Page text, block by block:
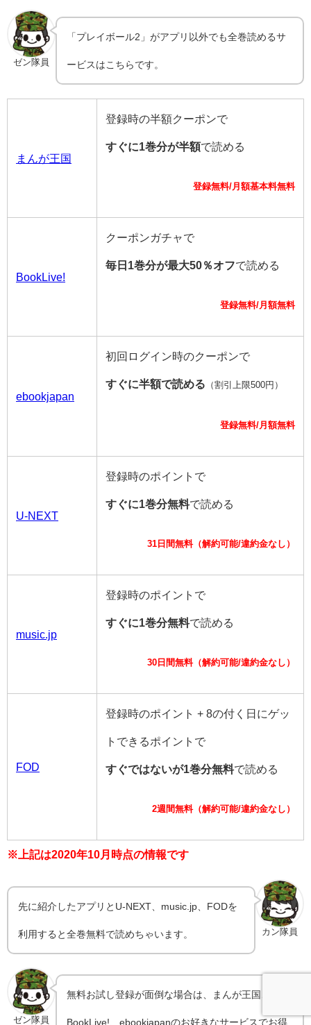
ゼン隊員
「プレイボール2」がアプリ以外でも全巻読めるサ
ービスはこちらです。
まんが王国
登録時の半額クーポンで
すぐに1巻分が半額で読める
登録無料/月額基本料無料
BookLive!
クーポンガチャで
毎日1巻分が最大50％オフで読める
登録無料/月額無料
ebookjapan
初回ログイン時のクーポンで
すぐに半額で読める （割引上限500円）
登録無料/月額無料
U-NEXT
登録時のポイントで
すぐに1巻分無料で読める
31日間無料（解約可能/違約金なし）
music.jp
登録時のポイントで
すぐに1巻分無料で読める
30日間無料（解約可能/違約金なし）
FOD
登録時のポイント + 8の付く日にゲッ
トできるポイントで
すぐではないが1巻分無料で読める
2週間無料（解約可能/違約金なし）
※上記は2020年10月時点の情報です
カン隊員
先に紹介したアプリとU-NEXT、music.jp、FODを
利用すると全巻無料で読めちゃいます。
ゼン隊員
無料お試し登録が面倒な場合は、まんが王国、
BookLive!、ebookjapanのお好きなサービスでお得